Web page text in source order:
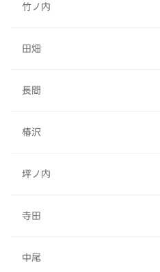
竹ノ内
田畑
長間
椿沢
坪ノ内
寺田
中尾